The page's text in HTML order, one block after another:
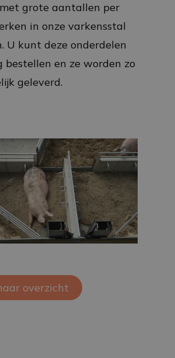
grote aantallen per
in onze varkensstal
U kunt deze onderdelen
bestellen en ze worden zo
geleverd.
overzicht